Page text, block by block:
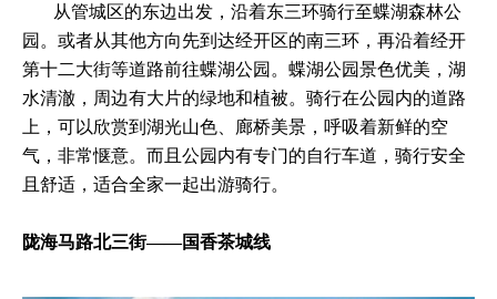
从管城区的东边出发，沿着东三环骑行至蝶湖森林公
园。或者从其他方向先到达经开区的南三环，再沿着经开
第十二大街等道路前往蝶湖公园。蝶湖公园景色优美，湖
水清澈，周边有大片的绿地和植被。骑行在公园内的道路
上，可以欣赏到湖光山色、廊桥美景，呼吸着新鲜的空
气，非常惬意。而且公园内有专门的自行车道，骑行安全
且舒适，适合全家一起出游骑行。
陇海马路北三街——国香茶城线